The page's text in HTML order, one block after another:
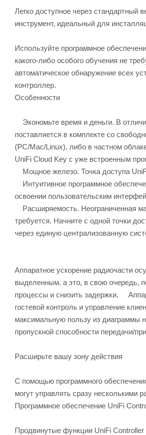
Легко доступное через стандартный
инструмент, идеальный для
Используйте программное
какого-либо особого обучения не
автоматическое обнаружение всех
контроллер.
Особенности
Экономьте время и деньги. В
поставляется в комплекте со
(PC/Mac/Linux), либо в частном
UniFi Cloud Key с уже встроенным
Мощное железо. Точка доступа
Интуитивное программное
освоении пользовательским
Расширяемость. Неограниченная
требуется. Начните с одной точки
через единую централизованную
Аппаратное ускорение радиочасти
выделенным, а это, в свою очередь,
процессы и снизить задержки.
гостевой контроль и управление
максимальную пользу из диаграммы
пропускной способности передачи/
Расширьте вашу зону действия
С помощью программного
могут управлять сразу несколькими
Программное обеспечение UniFi
Продвинутые функции UniFi